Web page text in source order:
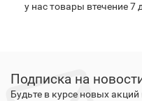
у нас товары втечение 7
Подписка на
Будьте в курсе новых